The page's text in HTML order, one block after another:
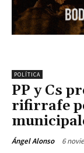
POLÍTICA
PP y Cs
rifirrafe
Ángel Alonso 6